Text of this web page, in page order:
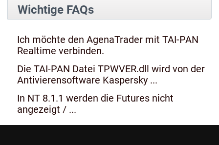
Wichtige FAQs
Ich möchte den AgenaTrader mit TAI-PAN
Realtime verbinden.
Die TAI-PAN Datei TPWVER.dll wird von der
Antivierensoftware Kaspersky ...
In NT 8.1.1 werden die Futures nicht
angezeigt / ...